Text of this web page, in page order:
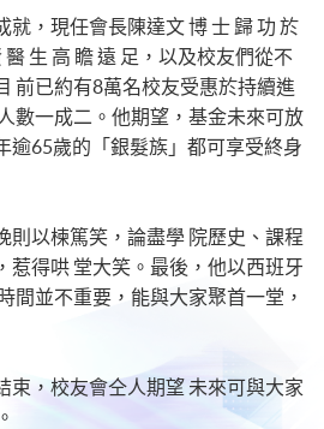
就，現任會長陳達文 博 士 歸 功 於
醫 生 高 瞻 遠 足，以及校友們從不
前已約有8萬名校友受惠於持續進
數一成二。他期望，基金未來可放
逾65歲的「銀髮族」都可享受終身
則以楝篤笑，論盡學 院歷史、課程
惹得哄 堂大笑。最後，他以西班牙
間並不重要，能與大家聚首一堂，
束，校友會仝人期望 未來可與大家